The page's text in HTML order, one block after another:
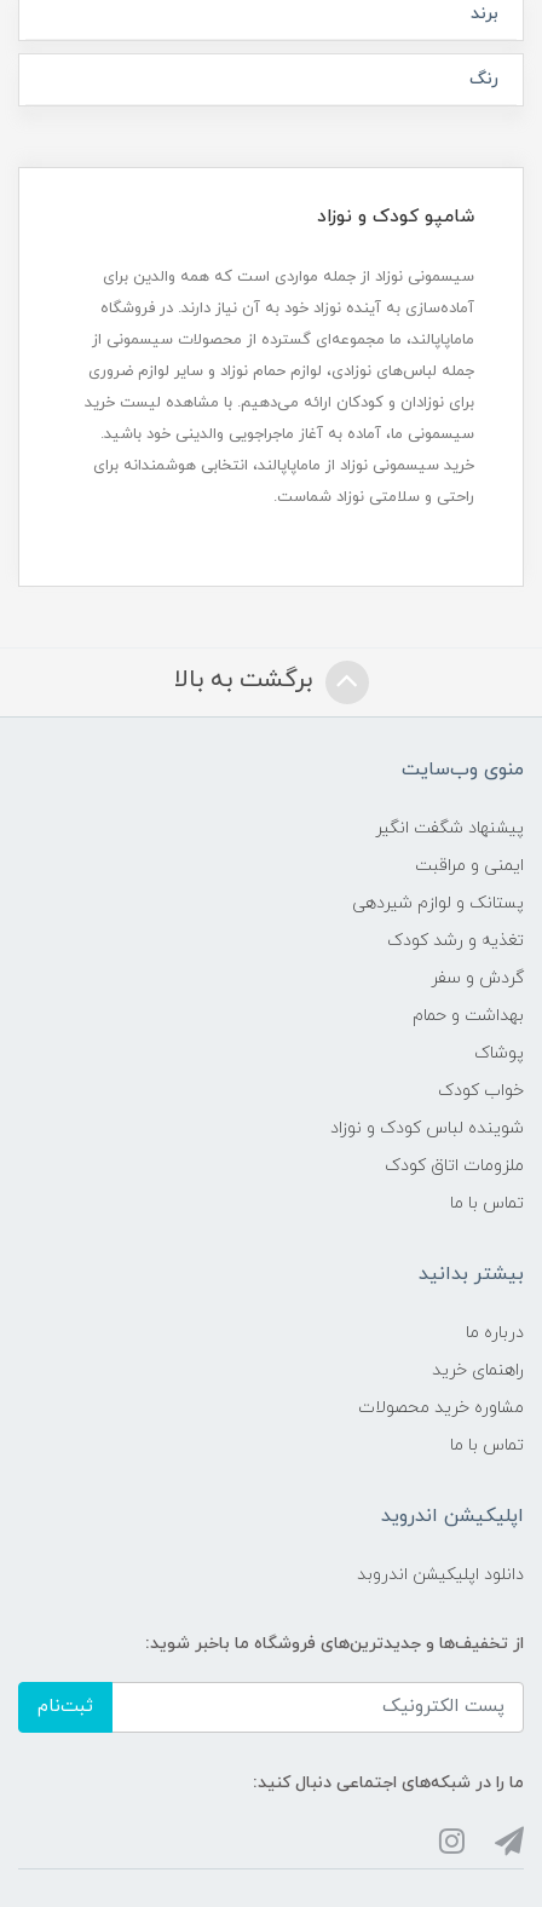
برند
رنگ
شامپو کودک و نوزاد
سیسمونی نوزاد از جمله مواردی است که همه والدین برای
آماده‌سازی به آینده نوزاد خود به آن نیاز دارند. در فروشگاه
ماماپاپالند، ما مجموعه‌ای گسترده از محصولات سیسمونی از
جمله لباس‌های نوزادی، لوازم حمام نوزاد و سایر لوازم ضروری
برای نوزادان و کودکان ارائه می‌دهیم. با مشاهده لیست خرید
سیسمونی ما، آماده به آغاز ماجراجویی والدینی خود باشید.
خرید سیسمونی نوزاد از ماماپاپالند، انتخابی هوشمندانه برای
راحتی و سلامتی نوزاد شماست.
برگشت به بالا
منوی وب‌سایت
پیشنهاد شگفت انگیر
ایمنی و مراقبت
پستانک و لوازم شیردهی
تغذیه و رشد کودک
گردش و سفر
بهداشت و حمام
پوشاک
خواب کودک
شوینده لباس کودک و نوزاد
ملزومات اتاق کودک
تماس با ما
بیشتر بدانید
درباره ما
راهنمای خرید
مشاوره خرید محصولات
تماس با ما
اپلیکیشن اندروید
دانلود اپلیکیشن اندروبد
از تخفیف‌ها و جدیدترین‌های فروشگاه ما باخبر شوید:
ثبت‌نام
ما را در شبکه‌های اجتماعی دنبال کنید: